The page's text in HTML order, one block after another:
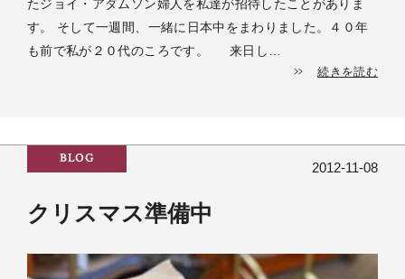
たジョイ・アダムソン婦人を私達が招待したことがありま
す。 そして一週間、一緒に日本中をまわりました。４０年
も前で私が２０代のころです。 来日し…
続きを読む
BLOG
2012-11-08
クリスマス準備中